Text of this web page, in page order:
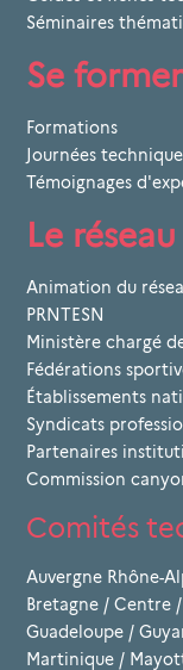
Séminaires
Se former
Formations
Journées
Témoignages
Le réseau
Animation du
PRNTESN
Ministère chargé
Fédérations
Établissements
Syndicats
Partenaires
Commission
Comités
Auvergne Rhône-
Bretagne / Centre /
Guadeloupe /
Martinique /